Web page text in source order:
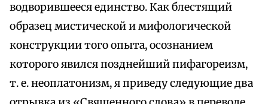
водворившееся единство. Как блестящий
образец мистической и мифологической
конструкции того опыта, осознанием
которого явился позднейший пифагореизм,
т. е. неоплатонизм, я приведу следующие два